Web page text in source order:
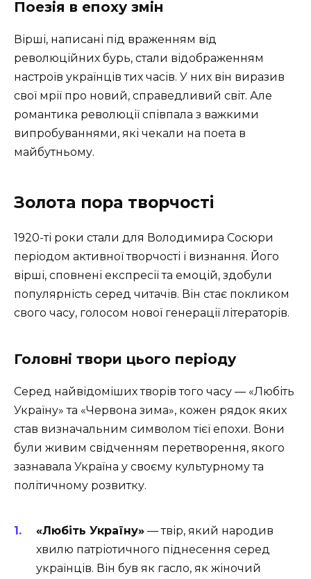
Поезія в епоху змін
Вірші, написані під враженням від
революційних бурь, стали відображенням
настроїв українців тих часів. У них він виразив
свої мрії про новий, справедливий світ. Але
романтика революції співпала з важкими
випробуваннями, які чекали на поета в
майбутньому.
Золота пора творчості
1920-ті роки стали для Володимира Сосюри
періодом активної творчості і визнання. Його
вірші, сповнені експресії та емоцій, здобули
популярність серед читачів. Він стає покликом
свого часу, голосом нової генерації літераторів.
Головні твори цього періоду
Серед найвідоміших творів того часу — «Любіть
Україну» та «Червона зима», кожен рядок яких
став визначальним символом тієї епохи. Вони
були живим свідченням перетворення, якого
зазнавала Україна у своєму культурному та
політичному розвитку.
«Любіть Україну» — твір, який народив
хвилю патріотичного піднесення серед
українців. Він був як гасло, як жіночий